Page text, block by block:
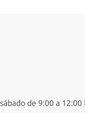
de 9:00 a